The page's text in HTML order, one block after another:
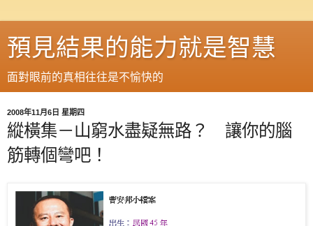
預見結果的能力就是智慧
面對眼前的真相往往是不愉快的
2008年11月6日 星期四
縱橫集－山窮水盡疑無路？ 讓你的腦
筋轉個彎吧！